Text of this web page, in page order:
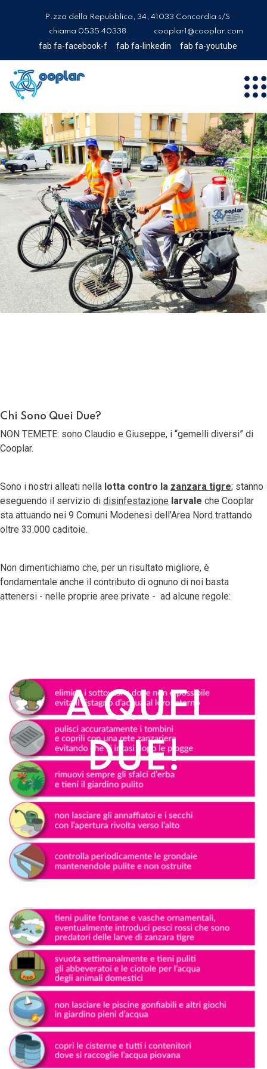
P.zza della Repubblica, 34, 41033 Concordia s/S
chiama 0535 40338
cooplar1@cooplar.com
fab fa-facebook-f fab fa-linkedin fab fa-youtube
A QUEI
DUE!
Chi Sono Quei Due?
NON TEMETE: sono Claudio e Giuseppe, i “gemelli diversi” di
Cooplar.
Sono i nostri alleati nella lotta contro la zanzara tigre; stanno
eseguendo il servizio di disinfestazione larvale che Cooplar
sta attuando nei 9 Comuni Modenesi dell’Area Nord trattando
oltre 33.000 caditoie.
Non dimentichiamo che, per un risultato migliore, è
fondamentale anche il contributo di ognuno di noi basta
attenersi - nelle proprie aree private - ad alcune regole: